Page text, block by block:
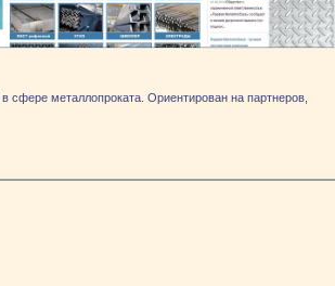
сфере металлопроката. Ориентирован на партнеров,